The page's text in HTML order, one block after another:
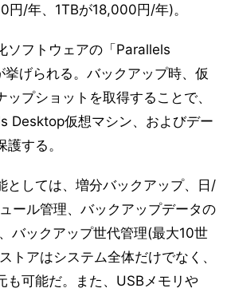
/年、1TBが18,000円/年)。
ソフトウェアの「Parallels
げられる。バックアップ時、仮
プショットを取得することで、
Desktop仮想マシン、およびデー
する。
としては、増分バックアップ、日/
ール管理、バックアップデータの
バックアップ世代管理(最大10世
トアはシステム全体だけでなく、
も可能だ。また、USBメモリや